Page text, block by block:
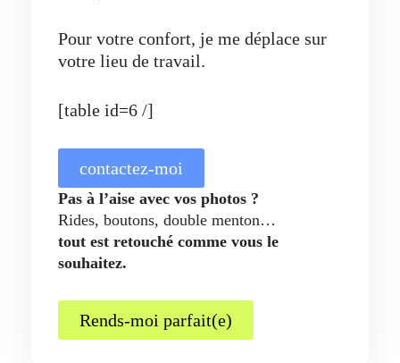
Pour votre confort, je me déplace sur
votre lieu de travail.
[table id=6 /]
contactez-moi
Pas à l’aise avec vos photos ?
Rides, boutons, double menton…
tout est retouché comme vous le
souhaitez.
Rends-moi parfait(e)